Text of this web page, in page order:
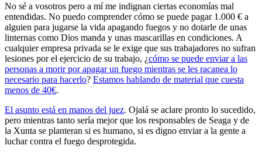
No sé a vosotros pero a mí me indignan ciertas economías mal
entendidas. No puedo comprender cómo se puede pagar 1.000 € a
alguien para jugarse la vida apagando fuegos y no dotarle de unas
linternas como Dios manda y unas mascarillas en condiciones. A
cualquier empresa privada se le exige que sus trabajadores no sufran
lesiones por el ejercicio de su trabajo, ¿cómo se puede enviar a las
personas a morir por apagar un fuego mientras se les racanea lo
necesario para hacerlo? Estamos hablando de material que cuesta
menos de 40€.
El asunto está en manos del juez. Ojalá se aclare pronto lo sucedido,
pero mientras tanto sería mejor que los responsables de Seaga y de
la Xunta se planteran si es humano, si es digno enviar a la gente a
luchar contra el fuego desprotegida.